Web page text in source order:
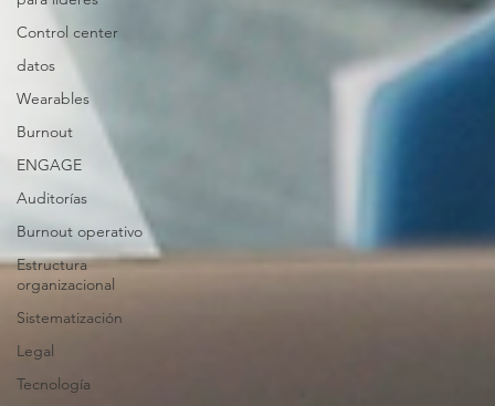
Control center
datos
Wearables
Burnout
ENGAGE
Auditorías
Burnout operativo
Estructura
organizacional
Sistematización
Legal
Tecnología